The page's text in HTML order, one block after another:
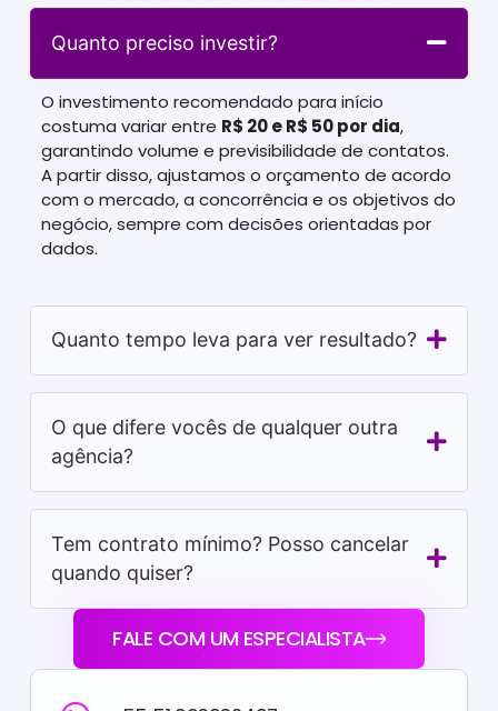
Quanto preciso investir?
O investimento recomendado para início
costuma variar entre R$ 20 e R$ 50 por dia,
garantindo volume e previsibilidade de contatos.
A partir disso, ajustamos o orçamento de acordo
com o mercado, a concorrência e os objetivos do
negócio, sempre com decisões orientadas por
dados.
Quanto tempo leva para ver resultado?
O que difere vocês de qualquer outra
agência?
Tem contrato mínimo? Posso cancelar
quando quiser?
FALE COM UM ESPECIALISTA